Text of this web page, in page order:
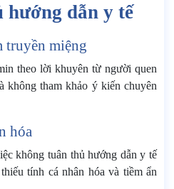
hướng dẫn y tế
truyền miệng
theo lời khuyên từ người quen
không tham khảo ý kiến chuyên
hóa
không tuân thủ hướng dẫn y tế
tính cá nhân hóa và tiềm ẩn